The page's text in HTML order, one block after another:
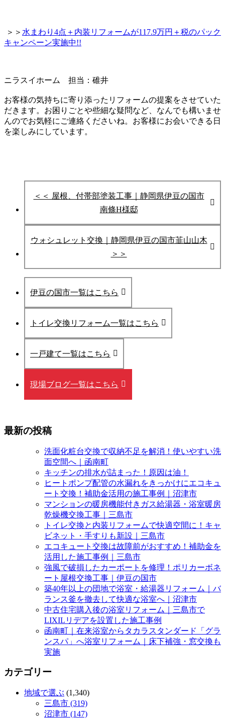
＞＞ 水まわり4点＋内装リフォームが117.9万円＋税のパック
キャンペーン実施中!!
ニラスイホーム 担当：碓井
お客様の気持ちに寄り添ったリフォームの提案をさせていた
だきます。お困りごとや些細な疑問など、なんでも構いませ
んのでお気軽にご連絡くださいね。お客様にお会いできる日
を楽しみにしています。
＜＜ 屋根、付帯部塗装工事｜静岡県伊豆の国市
南條H様邸
ウォシュレット交換｜静岡県伊豆の国市韮山山木
＞＞
伊豆の国市一覧はこちら
トイレ交換リフォーム一覧はこちら
一戸建て一覧はこちら
現場ブログ一覧はこちら
最新の投稿
洗面化粧台交換で収納不足を解消！使いやすい洗
面空間へ｜函南町
キッチンの排水が詰まった！原因は油！
ヒートポンプ配管の水漏れをきっかけにエコキュ
ート交換！補助金活用の施工事例｜沼津市
マンションの暖房機能付きガス給湯器・浴室暖房
乾燥機交換工事｜三島市
トイレ交換と内装リフォームで快適空間に！キャ
ビネット・手すりも新設｜三島市
エコキュート交換は故障前がおすすめ！補助金を
活用した施工事例｜三島市
強風で破損したカーポートを修理！ポリカーボネ
ート屋根交換工事｜伊豆の国市
築40年以上の団地で浴室・給湯器リフォーム｜バ
ランス釜を撤去して快適な浴室へ｜沼津市
中古住宅購入後の浴室リフォーム｜三島市で
LIXILリデアを設置した施工事例
函南町｜在来浴室からタカラスタンダード「グラ
ンスパ」へ浴室リフォーム｜床下補強・窓交換も
実施
カテゴリー
地域で選ぶ (1,340)
三島市 (319)
沼津市 (147)